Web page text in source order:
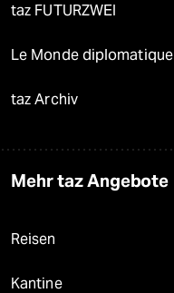
taz FUTURZWEI
Le Monde diplomatique
taz Archiv
Mehr taz Angebote
Reisen
Kantine